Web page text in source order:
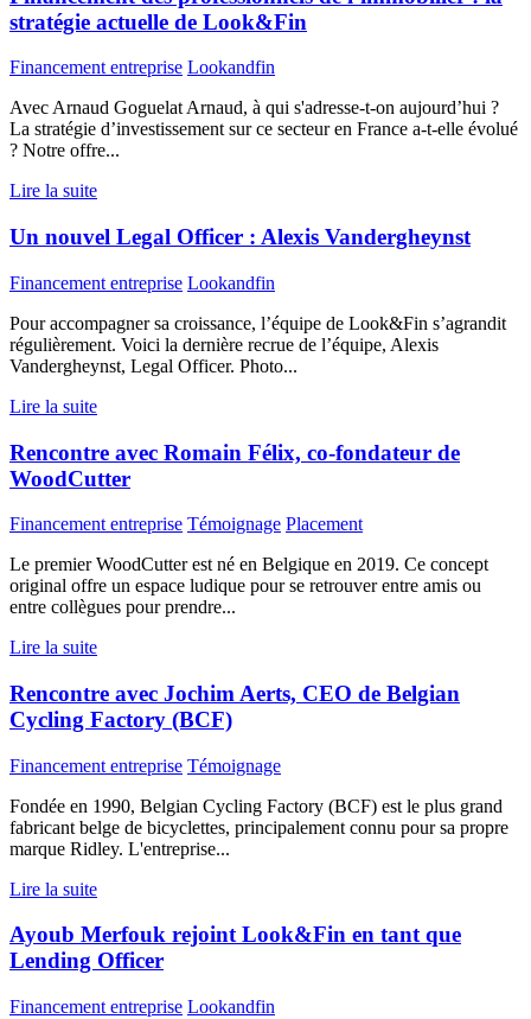
stratégie actuelle de Look&Fin
Financement entreprise Lookandfin
Avec Arnaud Goguelat Arnaud, à qui s'adresse-t-on aujourd’hui ?
La stratégie d’investissement sur ce secteur en France a-t-elle évolué
? Notre offre...
Lire la suite
Un nouvel Legal Officer : Alexis Vandergheynst
Financement entreprise Lookandfin
Pour accompagner sa croissance, l’équipe de Look&Fin s’agrandit
régulièrement. Voici la dernière recrue de l’équipe, Alexis
Vandergheynst, Legal Officer. Photo...
Lire la suite
Rencontre avec Romain Félix, co-fondateur de
WoodCutter
Financement entreprise Témoignage Placement
Le premier WoodCutter est né en Belgique en 2019. Ce concept
original offre un espace ludique pour se retrouver entre amis ou
entre collègues pour prendre...
Lire la suite
Rencontre avec Jochim Aerts, CEO de Belgian
Cycling Factory (BCF)
Financement entreprise Témoignage
Fondée en 1990, Belgian Cycling Factory (BCF) est le plus grand
fabricant belge de bicyclettes, principalement connu pour sa propre
marque Ridley. L'entreprise...
Lire la suite
Ayoub Merfouk rejoint Look&Fin en tant que
Lending Officer
Financement entreprise Lookandfin